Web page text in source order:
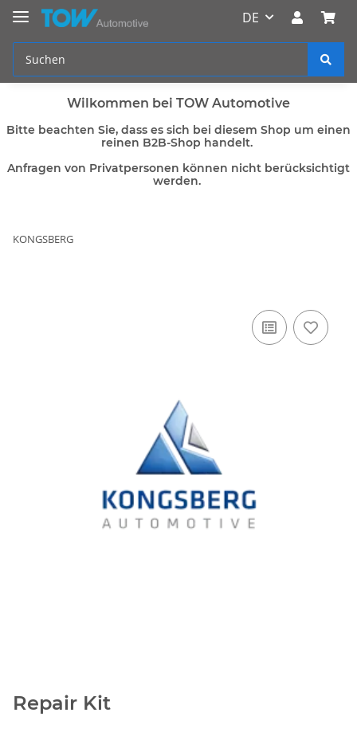
DE
Wilkommen bei TOW Automotive
Bitte beachten Sie, dass es sich bei diesem Shop um einen
reinen B2B-Shop handelt.
Anfragen von Privatpersonen können nicht berücksichtigt
werden.
KONGSBERG
Repair Kit